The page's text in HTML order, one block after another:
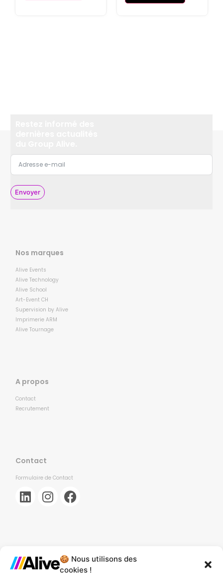
🍪 Nous utilisons des
cookies !
Envoyer
Nos marques
Alive Events
Alive Technology
Alive School
Art-Event CH
Supervision by Alive
Imprimerie ARM
Alive Tournage
A propos
Contact
Recrutement
Contact
Formulaire de Contact
Agence de Lille